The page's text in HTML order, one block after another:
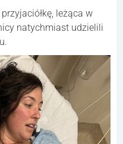
leżąca w
natychmiast udzielili